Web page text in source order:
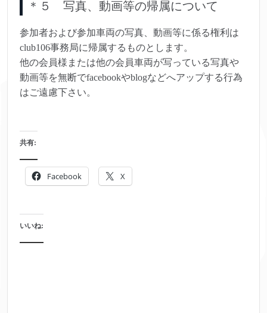
＊５ 写真、動画等の帰属について
参加者および参加車両の写真、動画等に係る権利は
club106事務局に帰属するものとします。
他の会員様または他の会員車両が写っている写真や
動画等を無断でfacebookやblogなどへアップする行為
はご遠慮下さい。
共有:
Facebook X
いいね: